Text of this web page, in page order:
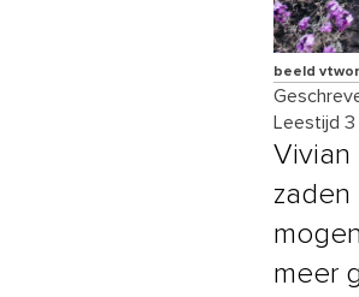
beeld
Leestijd
Vivian
zaden
meer